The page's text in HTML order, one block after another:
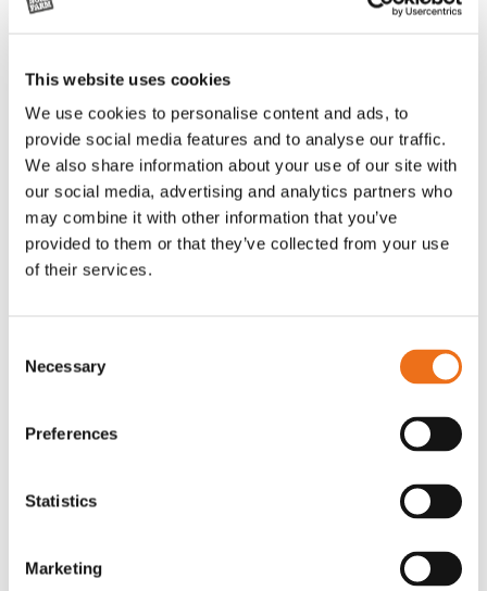
This website uses cookies
We use cookies to personalise content and ads, to
provide social media features and to analyse our traffic.
We also share information about your use of our site with
our social media, advertising and analytics partners who
may combine it with other information that you’ve
provided to them or that they’ve collected from your use
of their services.
Selection
Necessary
Preferences
Statistics
Marketing
Lägg till i varukorg
Rotor, komplett med slagor
OR80013456G
35 730kr (ex. moms)
Grön truckknapp
A00220
530kr (ex. moms)
finger spakställ